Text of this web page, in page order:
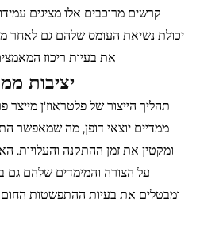
קרשים מרוכבים אלו מציגים
יכולת נשיאת העומס שלהם גם לאחר
את בעיות ריכוז
יציבות
ממדיים יוצאי דופן, מה שמאפשר
ומקטין את זמן ההתקנה והעלויות.
על הצורה והמימדים שלהם גם
ומבטלים את בעיות ההתפשטות